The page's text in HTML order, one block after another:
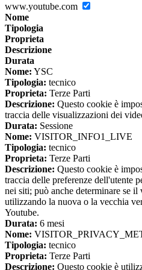
www.youtube.com
Nome
Tipologia
Proprieta
Descrizione
Durata
Nome: YSC
Tipologia: tecnico
Proprieta: Terze Parti
Descrizione: Questo cookie è
traccia delle visualizzazioni dei
Durata: Sessione
Nome: VISITOR_INFO1_LIVE
Tipologia: tecnico
Proprieta: Terze Parti
Descrizione: Questo cookie è
traccia delle preferenze dell'utente
nei siti; può anche determinare se il
utilizzando la nuova o la vecchia
Youtube.
Durata: 6 mesi
Nome:
Tipologia: tecnico
Proprieta: Terze Parti
Descrizione: Questo cookie è